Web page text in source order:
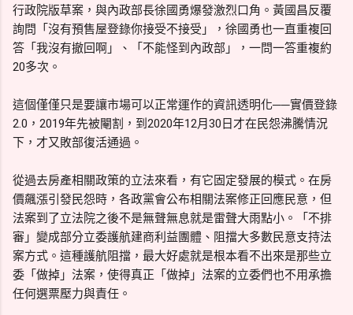
行政院版草案，與內政部長徐國勇爆發激烈口角。黃國昌反覆
詢問「沒有預售屋登錄你接受不接受」，徐國勇也一直重複回
答「我沒有撤回啊」、「不能怪到內政部」，一問一答重複約
20多次。
這個僅僅只是要讓市場可以正常運作的資訊透明化──實價登錄
2.0，2019年先被閹割，到2020年12月30日才在民怨沸騰情況
下，才又敗部復活通過。
從過去房產相關政策的立法來看，有它固定發展的模式。在房
價飆漲引發民怨時，各政黨會公布相關法案修正回應民意，但
法案到了立法院之後不是無聲無息就是雷聲大雨點小。「不排
審」變成部分立委護航建商利益團體、阻擋大多數民意支持法
案方式。這種護航阻擋，最大好處就是根本看不出來是那些立
委「做掉」法案，使得真正「做掉」法案的立委們也不用承擔
任何選票壓力與責任。